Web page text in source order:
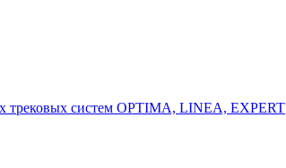
трековых систем OPTIMA, LINEA, EXPERT